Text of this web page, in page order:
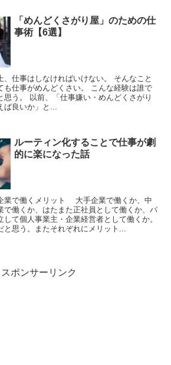
「めんどくさがり屋」のための仕
事術【6選】
、仕事はしなければいけない。 そんなこと
も仕事がめんどくさい。 こんな経験は誰で
思う。 以前、「仕事嫌い・めんどくさがり
良いか」と...
ルーティン化することで仕事が劇
的に楽になった話
業で働くメリット 大手企業で働くか、中
で働くか、はたまた正社員として働くか、パ
て個人事業主・企業経営者として働くか。
と思う。またそれぞれにメリット...
スポンサーリンク